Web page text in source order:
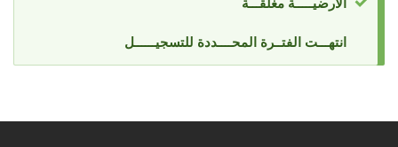
message
انتهـــت الفتــرة المحــــددة للتسجيــــــل